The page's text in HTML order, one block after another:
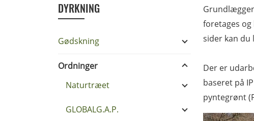
DYRKNING
Gødskning
Ordninger
Naturtræet
GLOBALG.A.P.
foretages
sider kan
Der er
baseret på
pyntegrønt